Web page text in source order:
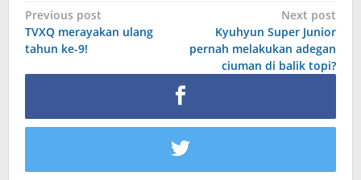
Post
navigation
Previous post
TVXQ merayakan ulang
tahun ke-9!
Next post
Kyuhyun Super Junior
pernah melakukan adegan
ciuman di balik topi?